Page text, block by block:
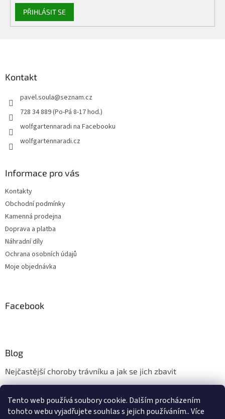
Tento web používá soubory cookie. Dalším procházením
tohoto webu vyjadřujete souhlas s jejich používáním.. Více
PŘIHLÁSIT SE
Kontakt
pavel.soula@seznam.cz
728 34 889 (Po-Pá 8-17 hod.)
wolfgartennaradi na Facebooku
wolfgartennaradi.cz
Informace pro vás
Kontakty
Obchodní podmínky
Kamenná prodejna
Doprava a platba
Náhradní díly
Ochrana osobních údajů
Moje objednávka
Facebook
Blog
Nejčastější choroby trávníku a jak se jich zbavit
Údržba trávníku v měsíci květnu